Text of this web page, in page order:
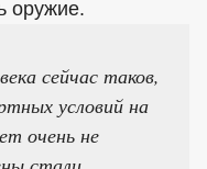
оружие.
сейчас таков,
условий на
очень не